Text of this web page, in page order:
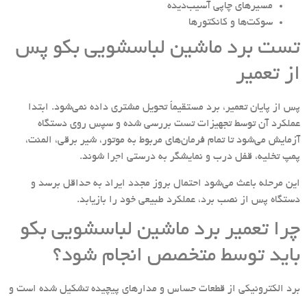
مسیرهای چاپی آسیب‌دیده
سوکت‌ها و کانکتورها
تست برد ماشین لباسشویی بکو پس
از تعمیر
پس از پایان تعمیر، برد مستقیماً تحویل مشتری داده نمی‌شود. ابتدا
عملکرد آن توسط تجهیزات تست بررسی شده و سپس روی دستگاه
آزمایش می‌شود تا تمام فرمان‌های مربوط به موتور، شیر برقی، المنت،
پمپ تخلیه، قفل درب و نمایشگر به درستی اجرا شوند.
این مرحله باعث می‌شود احتمال بروز مجدد ایراد به حداقل برسد و
دستگاه پس از نصب برد، عملکرد طبیعی خود را بازیابد.
چرا تعمیر برد ماشین لباسشویی بکو
باید توسط متخصص انجام شود؟
برد الکترونیکی از قطعات حساس و مدارهای پیچیده تشکیل شده است و